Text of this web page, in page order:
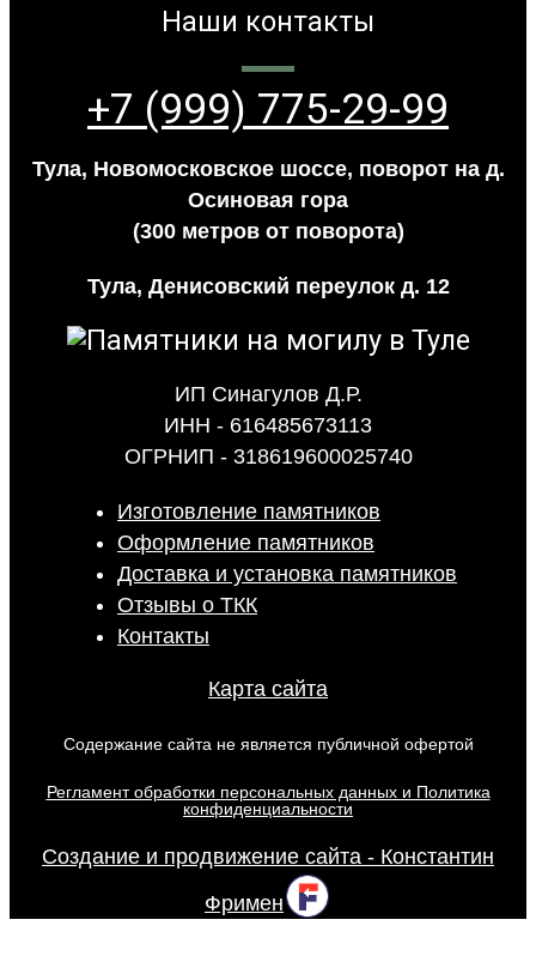
Наши контакты
+7 (999) 775-29-99
Тула, Новомосковское шоссе, поворот на д.
Осиновая гора
(300 метров от поворота)
Тула, Денисовский переулок д. 12
ИП Синагулов Д.Р.
ИНН - 616485673113
ОГРНИП - 318619600025740
Изготовление памятников
Оформление памятников
Доставка и установка памятников
Отзывы о ТКК
Контакты
Карта сайта
Содержание сайта не является публичной офертой
Регламент обработки персональных данных и Политика
конфиденциальности
Создание и продвижение сайта - Константин
Фримен